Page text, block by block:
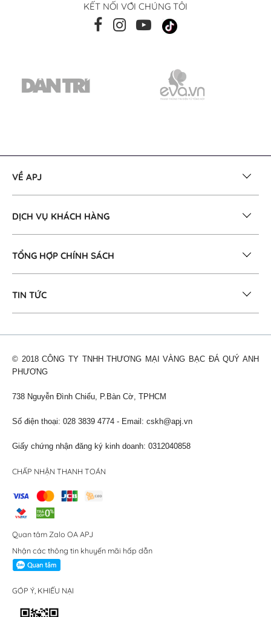
KẾT NỐI VỚI CHÚNG TÔI
VỀ APJ
DỊCH VỤ KHÁCH HÀNG
TỔNG HỢP CHÍNH SÁCH
TIN TỨC
© 2018 CÔNG TY TNHH THƯƠNG MẠI VÀNG BẠC ĐÁ QUÝ ANH
PHƯƠNG
738 Nguyễn Đình Chiểu, P.Bàn Cờ, TPHCM
Số điện thoại: 028 3839 4774 - Email: cskh@apj.vn
Giấy chứng nhận đăng ký kinh doanh: 0312040858
CHẤP NHẬN THANH TOÁN
Quan tâm Zalo OA APJ
Nhận các thông tin khuyến mãi hấp dẫn
GÓP Ý, KHIẾU NẠI